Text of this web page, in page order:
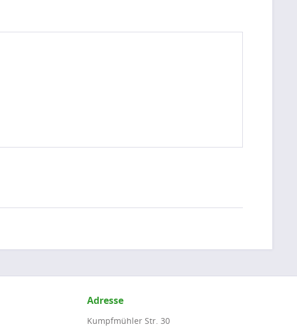
Adresse
Kumpfmühler Str. 30